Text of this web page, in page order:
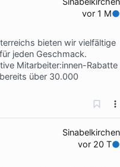
vor 1 M
bieten wir vielfältige
jeden Geschmack.
Mitarbeiter:innen-Rabatte
über 30.000
Sinabelkirchen
vor 20 T